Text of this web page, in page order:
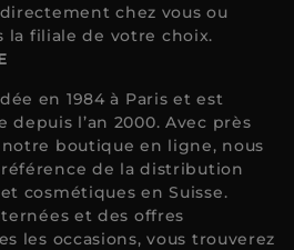
chez vous ou
la filiale de votre choix.
en 1984 à Paris et est
depuis l’an 2000. Avec près
boutique en ligne, nous
de la distribution
cosmétiques en Suisse.
et des offres
les occasions, vous trouverez